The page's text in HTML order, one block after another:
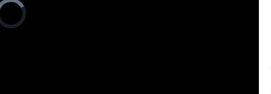
Video
Player
is
loading.